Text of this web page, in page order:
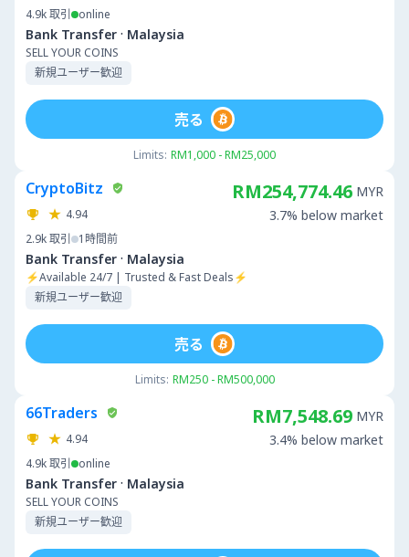
4.9k取引 online
Bank Transfer · Malaysia
SELL YOUR COINS
新規ユーザー歓迎
Limits: RM1,000 - RM25,000
売る
CryptoBitz
4.94
2.9k取引 1時間前
Bank Transfer · Malaysia
⚡Available 24/7 | Trusted & Fast Deals⚡
新規ユーザー歓迎
RM254,774.46 MYR
3.7% below market
Limits: RM250 - RM500,000
売る
66Traders
4.94
4.9k取引 online
Bank Transfer · Malaysia
SELL YOUR COINS
新規ユーザー歓迎
RM7,548.69 MYR
3.4% below market